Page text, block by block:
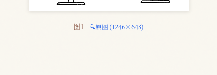
图1 🔍原图 (1246×648)